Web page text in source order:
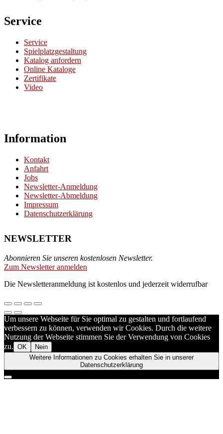
Service
Service
Spielplatzgestaltung
Katalog anfordern
Online Kataloge
Zertifikate
Video
Information
Kontakt
Anfahrt
Jobs
Newsletter-Anmeldung
Newsletter-Abmeldung
Impressum
Datenschutzerklärung
NEWSLETTER
Abonnieren Sie unseren kostenlosen Newsletter.
Zum Newsletter anmelden
Die Newsletteranmeldung ist kostenlos und jederzeit widerrufbar
Um unsere Webseite für Sie optimal zu gestalten und fortlaufend
verbessern zu können, verwenden wir Cookies. Durch die weitere
Nutzung der Webseite stimmen Sie der Verwendung von Cookies
zu. OK
Nein
Weitere Informationen zu Cookies erhalten Sie in unserer
Datenschutzerklärung